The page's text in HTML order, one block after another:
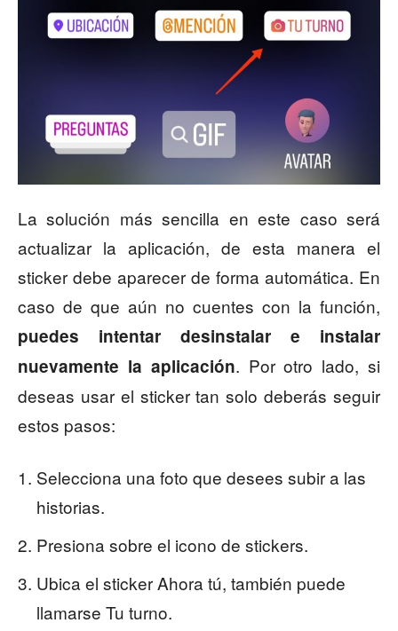
La solución más sencilla en este caso será
actualizar la aplicación, de esta manera el
sticker debe aparecer de forma automática. En
caso de que aún no cuentes con la función,
puedes intentar desinstalar e instalar
nuevamente la aplicación. Por otro lado, si
deseas usar el sticker tan solo deberás seguir
estos pasos:
Selecciona una foto que desees subir a las
historias.
Presiona sobre el icono de stickers.
Ubica el sticker Ahora tú, también puede
llamarse Tu turno.